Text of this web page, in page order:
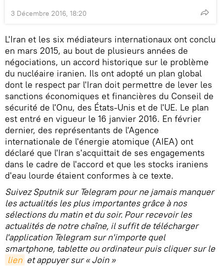
3 Décembre 2016, 18:20
L'Iran et les six médiateurs internationaux ont conclu
en mars 2015, au bout de plusieurs années de
négociations, un accord historique sur le problème
du nucléaire iranien. Ils ont adopté un plan global
dont le respect par l'Iran doit permettre de lever les
sanctions économiques et financières du Conseil de
sécurité de l'Onu, des États-Unis et de l'UE. Le plan
est entré en vigueur le 16 janvier 2016. En février
dernier, des représentants de l'Agence
internationale de l'énergie atomique (AIEA) ont
déclaré que l'Iran s'acquittait de ses engagements
dans le cadre de l'accord et que les stocks iraniens
d'eau lourde étaient conformes à ce texte.
Suivez Sputnik sur Telegram pour ne jamais manquer
les actualités les plus importantes grâce à nos
sélections du matin et du soir. Pour recevoir les
actualités de notre chaîne, il suffit de télécharger
l'application Telegram sur n'importe quel
smartphone, tablette ou ordinateur puis cliquer sur le
lien et appuyer sur « Join »